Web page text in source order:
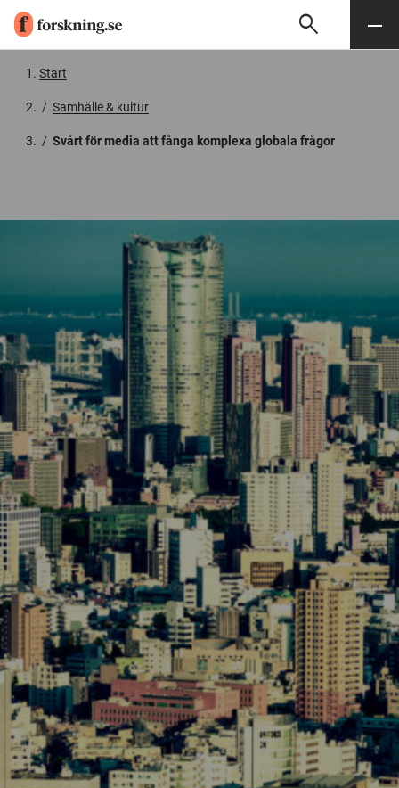
Söksearch Meny
Start
/ Samhälle & kultur
/ Svårt för media att fånga komplexa globala frågor